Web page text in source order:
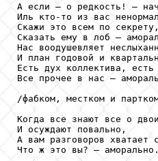
А если – о редкость! –
Иль кто-то из вас
Скажи это всем по
Сказать ему в лоб –
Нас воодушевляет
И план годовой и
Есть дух коллектива, есть
Все прочее в нас –
/фабком, местком и
Когда все знают все о
И осуждают повально,
А вам разговоров хватает
Что ж это вы? – аморально.